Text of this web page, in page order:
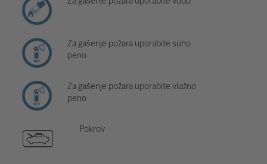
Za gašenje požara uporabite suho
peno
Za gašenje požara uporabite vlažno
peno
Pokrov